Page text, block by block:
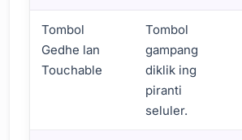
Tombol
Gedhe lan
Touchable
Tombol
gampang
diklik ing
piranti
seluler.